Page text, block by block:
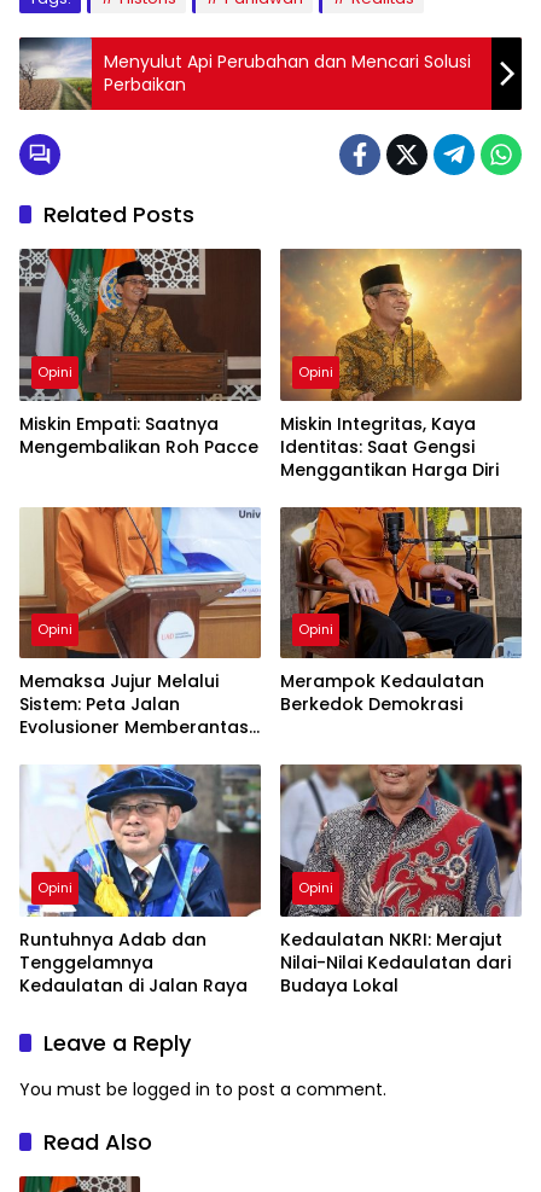
Menyulut Api Perubahan dan Mencari Solusi
Perbaikan
Related Posts
Opini
Miskin Empati: Saatnya
Mengembalikan Roh Pacce
Opini
Miskin Integritas, Kaya
Identitas: Saat Gengsi
Menggantikan Harga Diri
Opini
Memaksa Jujur Melalui
Sistem: Peta Jalan
Evolusioner Memberantas
Opini
Merampok Kedaulatan
Berkedok Demokrasi
Opini
Runtuhnya Adab dan
Tenggelamnya
Kedaulatan di Jalan Raya
Opini
Kedaulatan NKRI: Merajut
Nilai-Nilai Kedaulatan dari
Budaya Lokal
Leave a Reply
You must be logged in to post a comment.
Read Also